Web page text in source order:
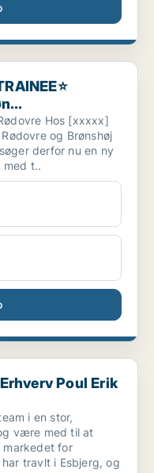
/ Rødovre / Brøn...
Hos [xxxxx]
og Brønshøj
derfor nu en ny
t..
Erik Bech, Esb...
Poul Erik
i en stor,
være med til at
for
travlt i Esbjerg, og